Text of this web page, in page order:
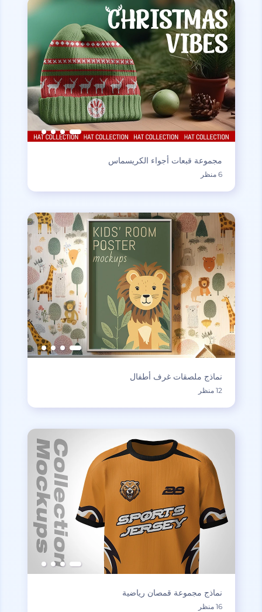
مجموعة قبعات أجواء الكريسماس
6 منظر
نماذج ملصقات غرف أطفال
12 منظر
نماذج مجموعة قمصان رياضية
16 منظر